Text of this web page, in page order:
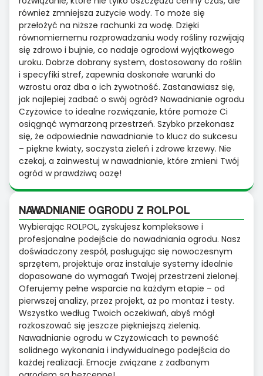
również zmniejsza zużycie wody. To może się
przełożyć na niższe rachunki za wodę. Dzięki
równomiernemu rozprowadzaniu wody rośliny rozwijają
się zdrowo i bujnie, co nadaje ogrodowi wyjątkowego
uroku. Dobrze dobrany system, dostosowany do roślin
i specyfiki stref, zapewnia doskonałe warunki do
wzrostu oraz dba o ich żywotność. Zastanawiasz się,
jak najlepiej zadbać o swój ogród? Nawadnianie ogrodu
Czyżowice to idealne rozwiązanie, które pomoże Ci
osiągnąć wymarzoną przestrzeń. Szybko przekonasz
się, że odpowiednie nawadnianie to klucz do sukcesu
– piękne kwiaty, soczysta zieleń i zdrowe krzewy. Nie
czekaj, a zainwestuj w nawadnianie, które zmieni Twój
ogród w prawdziwą oazę!
NAWADNIANIE OGRODU Z ROLPOL
Wybierając ROLPOL, zyskujesz kompleksowe i
profesjonalne podejście do nawadniania ogrodu. Nasz
doświadczony zespół, posługując się nowoczesnym
sprzętem, projektuje oraz instaluje systemy idealnie
dopasowane do wymagań Twojej przestrzeni zielonej.
Oferujemy pełne wsparcie na każdym etapie – od
pierwszej analizy, przez projekt, aż po montaż i testy.
Wszystko według Twoich oczekiwań, abyś mógł
rozkoszować się jeszcze piękniejszą zielenią.
Nawadnianie ogrodu w Czyżowicach to pewność
solidnego wykonania i indywidualnego podejścia do
każdej realizacji. Emocje związane z zadbanym